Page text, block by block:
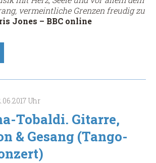
vermeintliche Grenzen freudig zu
Jones – BBC online
Uhr
Tobaldi. Gitarre,
& Gesang (Tango-